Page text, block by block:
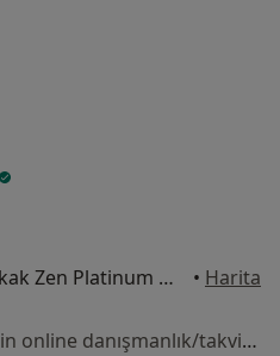
Yeni Mahalle 33184. Sokak Zen Platinum Office No: 2, Mersin • Harita
Bu uzman ilgili adres için online danışmanlık/takvim sunmuyor.